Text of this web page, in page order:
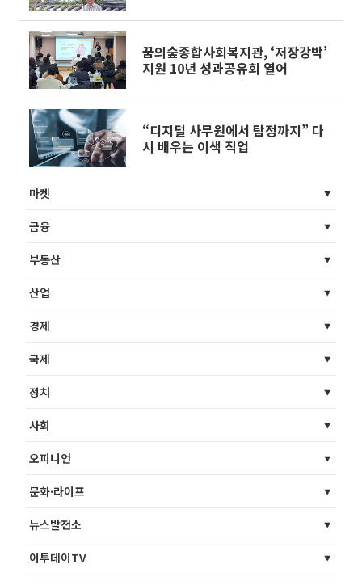
꿈의숲종합사회복지관, ‘저장강박’
지원 10년 성과공유회 열어
“디지털 사무원에서 탐정까지” 다
시 배우는 이색 직업
마켓
금융
부동산
산업
경제
국제
정치
사회
오피니언
문화·라이프
뉴스발전소
이투데이TV